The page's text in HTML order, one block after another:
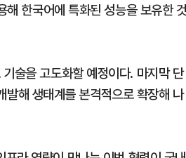
한국어에 특화된 성능을 보유한
술을 고도화할 예정이다. 마지막 단
해 생태계를 본격적으로 확장해 나